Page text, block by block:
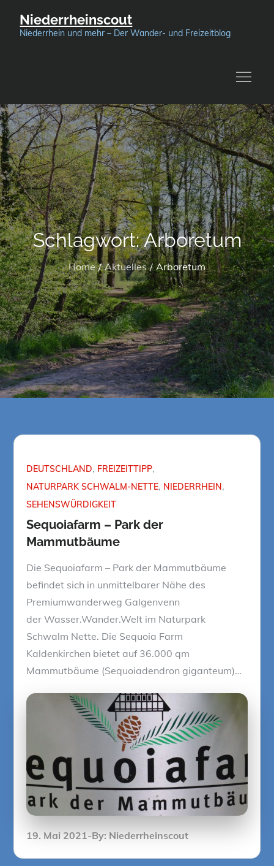
Niederrheinscout
Niederrhein und mehr – Der Wander- und Freizeitblog
Schlagwort:Arboretum
Home Aktuelles Arboretum
DEUTSCHLAND FREIZEITTIPP
NATURPARK SCHWALM-NETTE NIEDERRHEIN
SEHENSWÜRDIGKEIT
Sequoiafarm – Park der
Mammutbäume
Die Sequoiafarm – Park der Mammutbäume
befindet sich in unmittelbarer Nähe des
Premiumwanderweg Galgenvenn
der Wasser.Wander.Welt im Naturpark
Schwalm Nette. Die Sequoia Farm
Kaldenkirchen bietet auf 36.000 qm
Mammutbäume (Sequoiadendron giganteum)…
Posted
19. Mai 2021 By: Niederrheinscout